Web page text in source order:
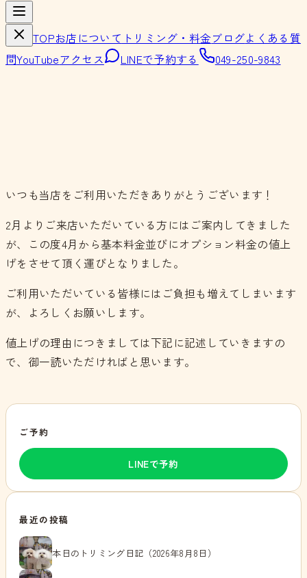
TOPお店について トリミング・料金ブログよくある質
問YouTubeアクセス LINEで予約する 049-250-9843
いつも当店をご利用いただきありがとうございます！
2月よりご来店いただいている方にはご案内してきました
が、この度4月から基本料金並びにオプション料金の値上
げをさせて頂く運びとなりました。
ご利用いただいている皆様にはご負担も増えてしまいます
が、よろしくお願いします。
値上げの理由につきましては下記に記述していきますの
で、御一読いただければと思います。
ご予約
LINEで予約
最近の投稿
本日のトリミング日記（2026年8月8日）